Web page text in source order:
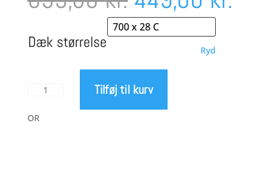
oprindelige
pris
var:
Dæk størrelse Ryd
Vittoria
TLR
Tilføj til kurv
OR